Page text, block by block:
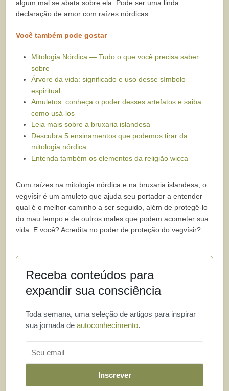
algum mal se abata sobre ela. Pode ser uma linda
declaração de amor com raízes nórdicas.
Você também pode gostar
Mitologia Nórdica — Tudo o que você precisa saber
sobre
Árvore da vida: significado e uso desse símbolo
espiritual
Amuletos: conheça o poder desses artefatos e saiba
como usá-los
Leia mais sobre a bruxaria islandesa
Descubra 5 ensinamentos que podemos tirar da
mitologia nórdica
Entenda também os elementos da religião wicca
Com raízes na mitologia nórdica e na bruxaria islandesa, o
vegvísir é um amuleto que ajuda seu portador a entender
qual é o melhor caminho a ser seguido, além de protegê-lo
do mau tempo e de outros males que podem acometer sua
vida. E você? Acredita no poder de proteção do vegvísir?
Receba conteúdos para
expandir sua consciência
Toda semana, uma seleção de artigos para inspirar
sua jornada deautoconhecimento.
Inscrever